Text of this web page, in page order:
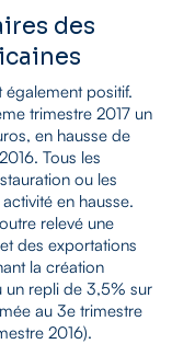
des
également positif.
trimestre 2017 un
en hausse de
Tous les
ou les
en hausse.
relevé une
des exportations
la création
un repli de 3,5% sur
au 3e trimestre
2016).